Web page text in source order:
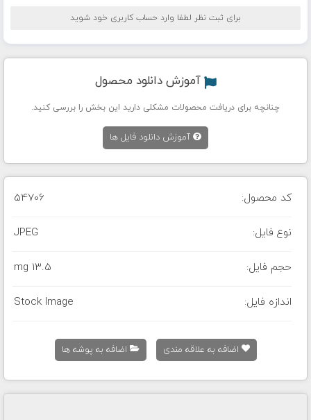
برای ثبت نظر لطفا وارد حساب کاربری خود شوید
آموزش دانلود محصول
چنانچه برای دریافت محصولات مشکلی دارید این بخش را بررسی کنید.
آموزش دانلود فایل ها
کد محصول: 54706
نوع فایل: JPEG
حجم فایل: 13.5 mg
اندازه فایل: Stock Image
اضافه به علاقه مندی اضافه به پوشه ها